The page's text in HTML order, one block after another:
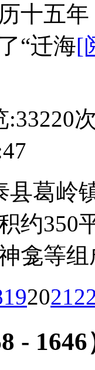
五年
“迁海[
:33220
县葛岭
约350
龛等
192021
- 1646